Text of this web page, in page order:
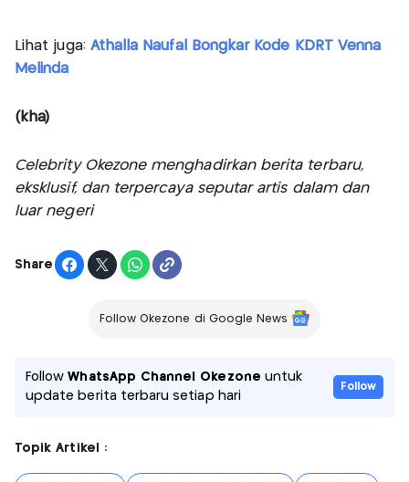
Lihat juga: Athalla Naufal Bongkar Kode KDRT Venna
Melinda
(kha)
Celebrity Okezone menghadirkan berita terbaru,
eksklusif, dan terpercaya seputar artis dalam dan
luar negeri
Share
Follow Okezone di Google News
FollowWhatsApp Channel Okezone untuk
update berita terbaru setiap hari
Follow
Topik Artikel :